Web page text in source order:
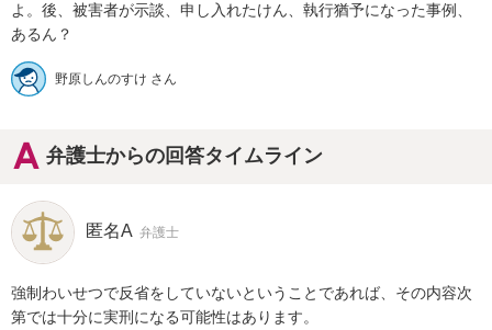
よ。後、被害者が示談、申し入れたけん、執行猶予になった事例、
あるん？
野原しんのすけ さん
弁護士からの回答タイムライン
匿名A 弁護士
強制わいせつで反省をしていないということであれば、その内容次
第では十分に実刑になる可能性はあります。